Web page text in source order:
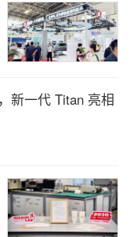
新一代 Titan 亮相